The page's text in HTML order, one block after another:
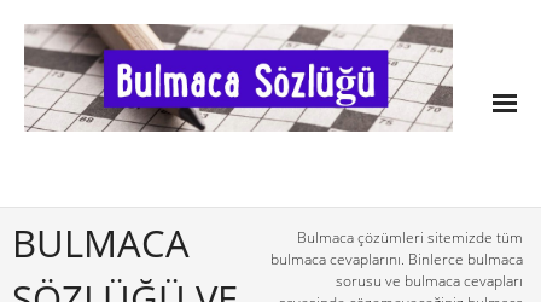
BULMACA
Bulmaca çözümleri sitemizde tüm
bulmaca cevaplarını. Binlerce bulmaca
sorusu ve bulmaca cevapları